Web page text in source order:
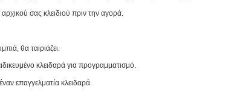
σας κλειδιού πριν την αγορά.
θα ταιριάζει.
κλειδαρά για προγραμματισμό.
επαγγελματία κλειδαρά.